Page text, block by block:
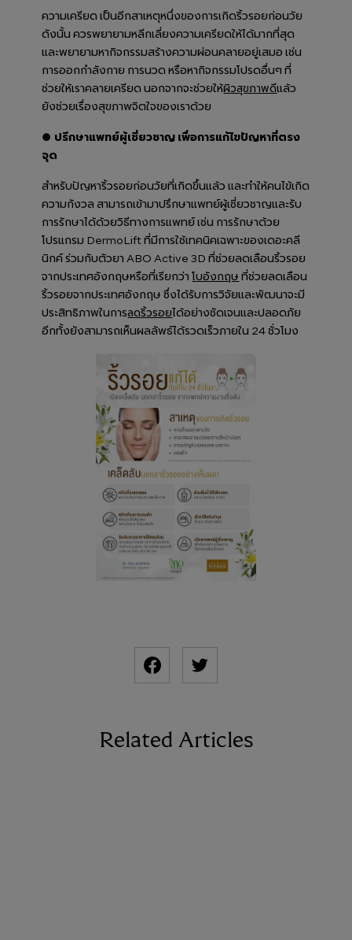
ความเครียด เป็นอีกสาเหตุหนึ่งของการเกิดริ้วรอยก่อนวัย
ดังนั้น ควรพยายามหลีกเลี่ยงความเครียดให้ได้มากที่สุด
และพยายามหากิจกรรมสร้างความผ่อนคลายอยู่เสมอ เช่น
การออกกำลังกาย การนวด หรือหากิจกรรมโปรดอื่นๆ ที่
ช่วยให้เราคลายเครียด นอกจากจะช่วยให้ผิวสุขภาพดีแล้ว
ยังช่วยเรื่องสุขภาพจิตใจของเราด้วย
● ปรึกษาแพทย์ผู้เชี่ยวชาญ เพื่อการแก้ไขปัญหาที่ตรง
จุด
สำหรับปัญหาริ้วรอยก่อนวัยที่เกิดขึ้นแล้ว และทำให้คนไข้เกิด
ความกังวล สามารถเข้ามาปรึกษาแพทย์ผู้เชี่ยวชาญและรับ
การรักษาได้ด้วยวิธีทางการแพทย์ เช่น การรักษาด้วย
โปรแกรม DermoLift ที่มีการใช้เทคนิคเฉพาะของเดอะคลี
นิกค์ ร่วมกับตัวยา ABO Active 3D ที่ช่วยลดเลือนริ้วรอย
จากประเทศอังกฤษหรือที่เรียกว่า โบอังกฤษ ที่ช่วยลดเลือน
ริ้วรอยจากประเทศอังกฤษ ซึ่งได้รับการวิจัยและพัฒนาจะมี
ประสิทธิภาพในการลดริ้วรอยได้อย่างชัดเจนและปลอดภัย
อีกทั้งยังสามารถเห็นผลลัพธ์ได้รวดเร็วภายใน 24 ชั่วโมง
Related Articles